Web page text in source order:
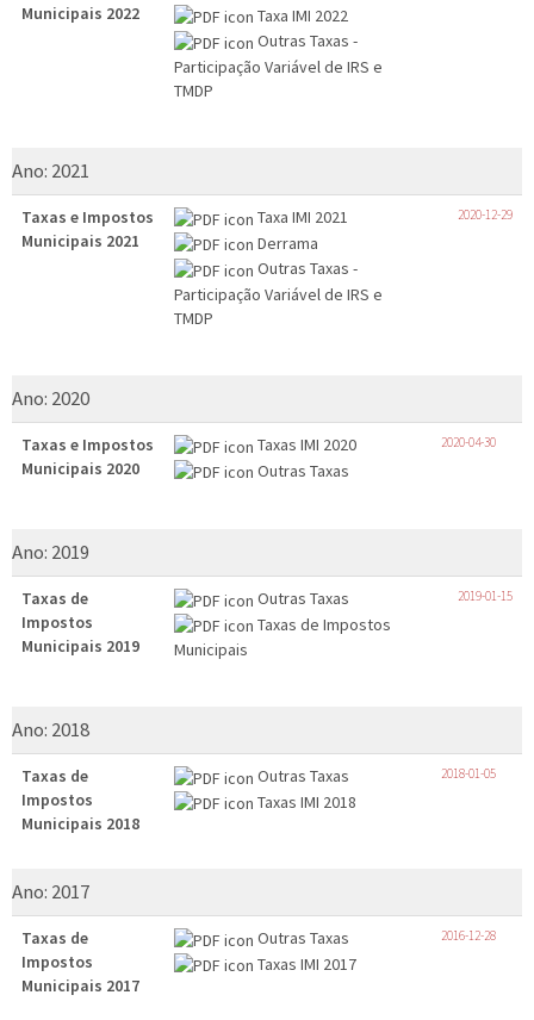
Municipais 2022
Taxa IMI 2022
Outras Taxas -
Participação Variável de IRS e
TMDP
Ano: 2021
Taxas e Impostos
Municipais 2021
Taxa IMI 2021
Derrama
Outras Taxas -
Participação Variável de IRS e
TMDP
2020-12-29
Ano: 2020
Taxas e Impostos
Municipais 2020
Taxas IMI 2020
Outras Taxas
2020-04-30
Ano: 2019
Taxas de
Impostos
Municipais 2019
Outras Taxas
Taxas de Impostos
Municipais
2019-01-15
Ano: 2018
Taxas de
Impostos
Municipais 2018
Outras Taxas
Taxas IMI 2018
2018-01-05
Ano: 2017
Taxas de
Impostos
Municipais 2017
Outras Taxas
Taxas IMI 2017
2016-12-28